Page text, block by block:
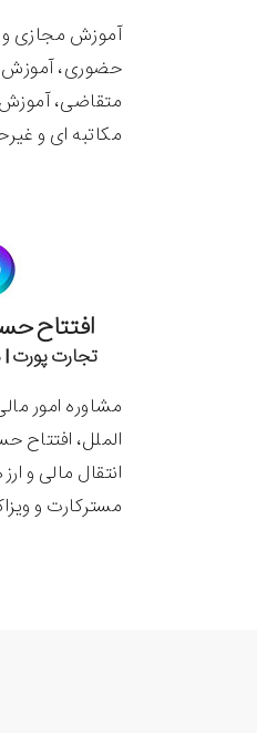
آموزش مجازی و
حضوری،
متقاضی،
مکاتبه ای و
افتتاح
تجارت پورت |
مشاوره امور
الملل، افتتاح
انتقال مالی و
مسترکارت و